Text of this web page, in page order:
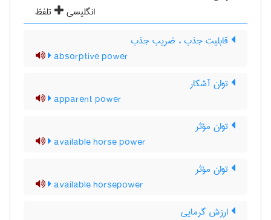
انگلیسی
تلفظ
قابلیت جذب ، ضریب جذب
absorptive power
توان آشکار
apparent power
توان مؤثر
available horse power
توان مؤثر
available horsepower
ارزش گرمایی